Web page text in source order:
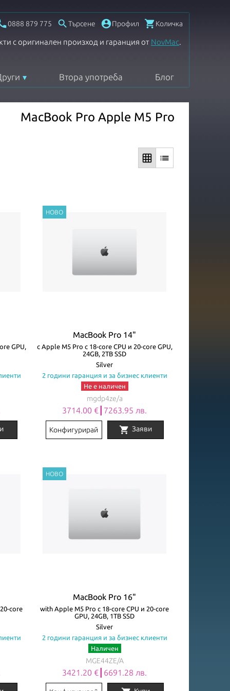
0888 879 775  Търсене Профил Количка
с оригинален произход и гаранция от NovMac.
Втора употреба Блог
MacBook Pro Apple M5 Pro
grid_on list
GPU,
MacBook Pro 14"
с Apple M5 Pro с 18-core CPU и 20-core GPU,
24GB, 2TB SSD
Silver
2 години гаранция и за бизнес клиенти
Не е наличен
mgdp4ze/a
3714.00 €┃7263.95 лв.
Конфигурирай shopping_cart Заяви
core
MacBook Pro 16"
with Apple M5 Pro с 18-core CPU и 20-core
GPU, 24GB, 1TB SSD
Silver
2 години гаранция и за бизнес клиенти
Наличен
MGE44ZE/A
3421.20 €┃6691.28 лв.